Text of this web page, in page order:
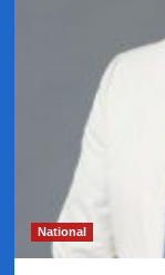
National